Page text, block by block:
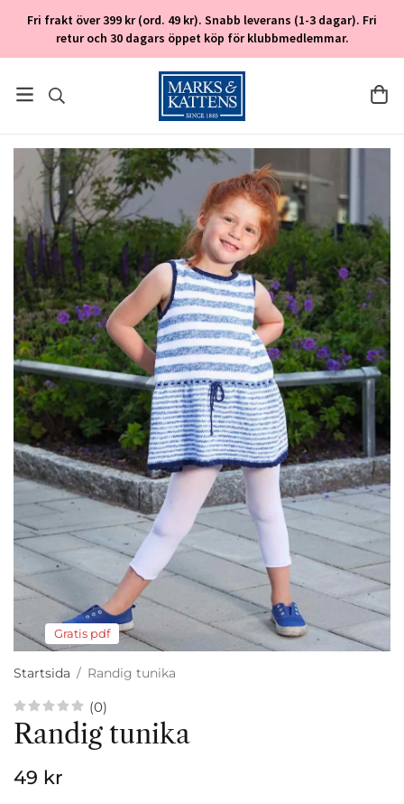
Fri frakt över 399 kr (ord. 49 kr). Snabb leverans (1-3 dagar). Fri
retur och 30 dagars öppet köp för klubbmedlemmar.
Gratis pdf
Startsida / Randig tunika
(0)
Randig tunika
49 kr